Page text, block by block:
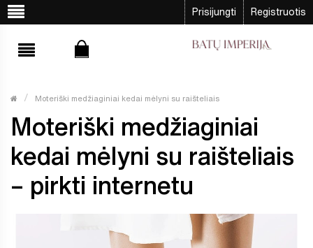
Prisijungti Registruotis
Moteriški medžiaginiai kedai mėlyni su raišteliais
Moteriški medžiaginiai
kedai mėlyni su raišteliais
– pirkti internetu